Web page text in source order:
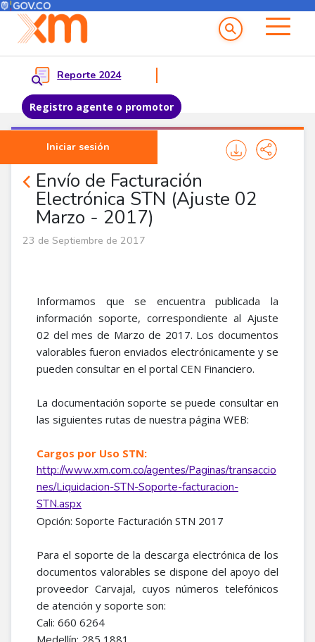
Pasar al contenido principal
Menú del Usuario
Reporte 2024
Registro agente o promotor
Iniciar sesión
Menu principal
Envío de Facturación
Electrónica STN (Ajuste 02
Marzo - 2017)
Noticias Agentes
23 de Septiembre de 2017
Informamos que se encuentra publicada la
información soporte, correspondiente al Ajuste
02 del mes de Marzo de 2017. Los documentos
valorables fueron enviados electrónicamente y se
pueden consultar en el portal CEN Financiero.
La documentación soporte se puede consultar en
las siguientes rutas de nuestra página WEB:
Cargos por Uso STN:
http://www.xm.com.co/agentes/Paginas/transaccio
nes/Liquidacion-STN-Soporte-facturacion-
STN.aspx
Opción: Soporte Facturación STN 2017
Para el soporte de la descarga electrónica de los
documentos valorables se dispone del apoyo del
proveedor Carvajal, cuyos números telefónicos
de atención y soporte son:
Cali: 660 6264
Medellín: 285 1881